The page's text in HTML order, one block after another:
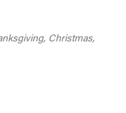
Christmas,